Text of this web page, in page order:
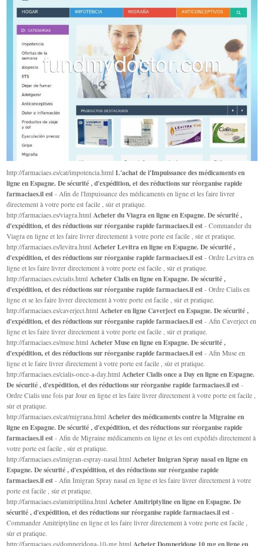
http://farmaciaes.es/cat/impotencia.htmlL'achat de l'Impuissance des médicaments en
ligne en Espagne. De sécurité , d'expédition, et des réductions sur réorganise rapide
farmaciaes.il est - Afin de l'Impuissance des médicaments en ligne et les faire livrer
directement à votre porte est facile , sûr et pratique.
http://farmaciaes.es/viagra.htmlAcheter du Viagra en ligne en Espagne. De sécurité ,
d'expédition, et des réductions sur réorganise rapide farmaciaes.il est - Commander du
Viagra en ligne et les faire livrer directement à votre porte est facile , sûr et pratique.
http://farmaciaes.es/levitra.htmlAcheter Levitra en ligne en Espagne. De sécurité ,
d'expédition, et des réductions sur réorganise rapide farmaciaes.il est - Ordre Levitra en
ligne et les faire livrer directement à votre porte est facile , sûr et pratique.
http://farmaciaes.es/cialis.htmlAcheter Cialis en ligne en Espagne. De sécurité ,
d'expédition, et des réductions sur réorganise rapide farmaciaes.il est - Ordre Cialis en
ligne et se les faire livrer directement à votre porte est facile , sûr et pratique.
http://farmaciaes.es/caverject.htmlAcheter en ligne Caverject en Espagne. De sécurité ,
d'expédition, et des réductions sur réorganise rapide farmaciaes.il est - Afin Caverject en
ligne et les faire livrer directement à votre porte est facile , sûr et pratique.
http://farmaciaes.es/muse.htmlAcheter Muse en ligne en Espagne. De sécurité ,
d'expédition, et des réductions sur réorganise rapide farmaciaes.il est - Afin Muse en
ligne et le faire livrer directement à votre porte est facile , sûr et pratique.
http://farmaciaes.es/cialis-once-a-day.htmlAcheter Cialis once a Day en ligne en Espagne.
De sécurité , d'expédition, et des réductions sur réorganise rapide farmaciaes.il est -
Ordre Cialis une fois par Jour en ligne et les faire livrer directement à votre porte est facile ,
sûr et pratique.
http://farmaciaes.es/cat/migrana.htmlAcheter des médicaments contre la Migraine en
ligne en Espagne. De sécurité , d'expédition, et des réductions sur réorganise rapide
farmaciaes.il est - Afin de Migraine médicaments en ligne et les ont expédiés directement à
votre porte est facile , sûr et pratique.
http://farmaciaes.es/imigran-espray-nasal.htmlAcheter Imigran Spray nasal en ligne en
Espagne. De sécurité , d'expédition, et des réductions sur réorganise rapide
farmaciaes.il est - Afin Imigran Spray nasal en ligne et les faire livrer directement à votre
porte est facile , sûr et pratique.
http://farmaciaes.es/amitriptilina.htmlAcheter Amitriptyline en ligne en Espagne. De
sécurité , d'expédition, et des réductions sur réorganise rapide farmaciaes.il est -
Commander Amitriptyline en ligne et les faire livrer directement à votre porte est facile ,
sûr et pratique.
http://farmaciaes.es/domperidona-10-mg.html